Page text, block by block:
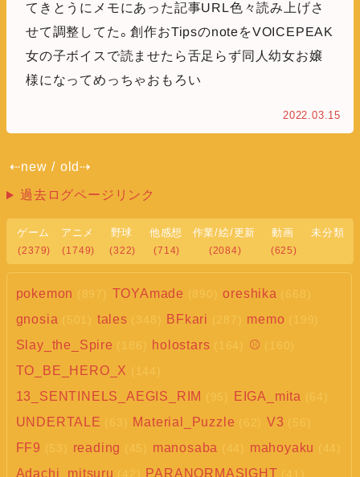
てきとうにメモにあった記事URL色々読み上げさ
せて調整してた。創作おTipsのnoteをVOICEPEAK
女の子ボイスで読ませたら舌足らず同人幼女お嬢
様になってめっちゃおもろい
2022.03.15
⇠new / old⇢
過去ログページリンク
ゲーム
(2379)
アニメ
(1749)
野球
(322)
他感想
(714)
作業/絵/更新
(2084)
動画
(625)
未分類
pokemon (897) TOYAmade (890) oreshika (668)
gnosia (501) tales (348) BFkari (287) memo (199)
Slay_the_Spire (186) holostars (164) ⚾ (160)
TO_BE_HERO_X (144)
13_SENTINELS_AEGIS_RIM (95) EIGA_mita (64)
UNDERTALE (63) Material_Puzzle (62) V3 (56)
FF9 (53) reading (45) manosaba (44) mahoyaku (44)
Adachi_mitsuru (42) PARANORMASIGHT (41)